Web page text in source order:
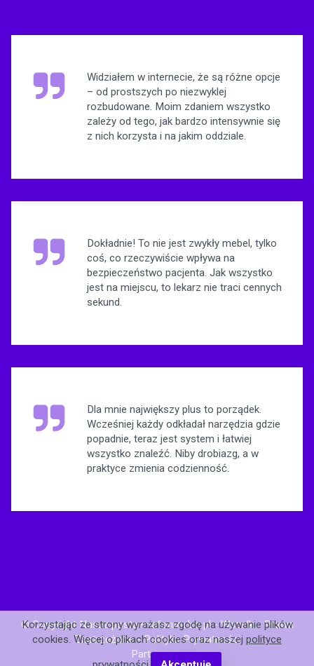
Widziałem w internecie, że są różne opcje
– od prostszych po niezwyklej
rozbudowane. Moim zdaniem wszystko
zależy od tego, jak bardzo intensywnie się
z nich korzysta i na jakim oddziale.
Dokładnie! To nie jest zwykły mebel, tylko
coś, co rzeczywiście wpływa na
bezpieczeństwo pacjenta. Jak wszystko
jest na miejscu, to lekarz nie traci cennych
sekund.
Dla mnie największy plus to porządek.
Wcześniej każdy odkładał narzędzia gdzie
popadnie, teraz jest system i łatwiej
wszystko znaleźć. Niby drobiazg, a w
praktyce zmienia codzienność.
© Copyright Nasze.postawnaforum.biz.pl - Wszelkie Prawa
Zastrzeżone -Polityka Prywatności
Partnerzy: .
Korzystając ze strony wyrażasz zgodę na używanie plików
cookies. Więcej o plikach cookies oraz naszej polityce